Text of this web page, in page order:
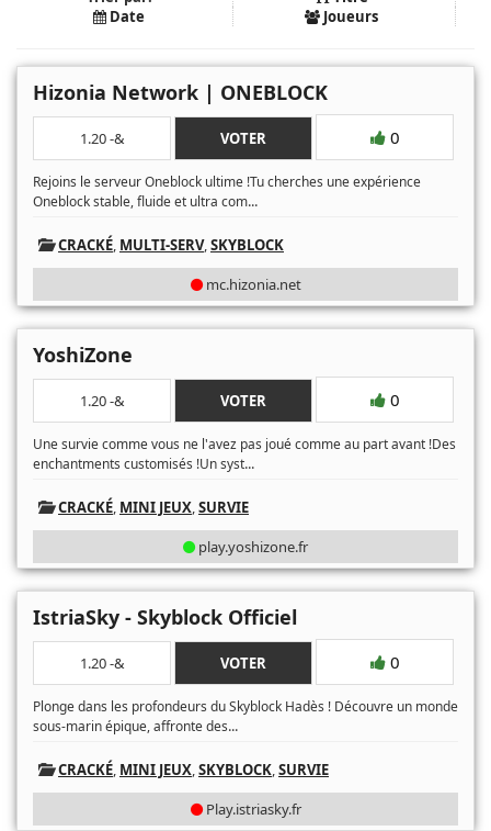
Date
Joueurs
Hizonia Network | ONEBLOCK
1.20 -& VOTER 0
Rejoins le serveur Oneblock ultime !Tu cherches une expérience
Oneblock stable, fluide et ultra com...
CRACKÉ, MULTI-SERV,SKYBLOCK
mc.hizonia.net
YoshiZone
1.20 -& VOTER 0
Une survie comme vous ne l'avez pas joué comme au part avant !Des
enchantments customisés !Un syst...
CRACKÉ, MINI JEUX,SURVIE
play.yoshizone.fr
IstriaSky - Skyblock Officiel
1.20 -& VOTER 0
Plonge dans les profondeurs du Skyblock Hadès ! Découvre un monde
sous-marin épique, affronte des...
CRACKÉ, MINI JEUX,SKYBLOCK,SURVIE
Play.istriasky.fr